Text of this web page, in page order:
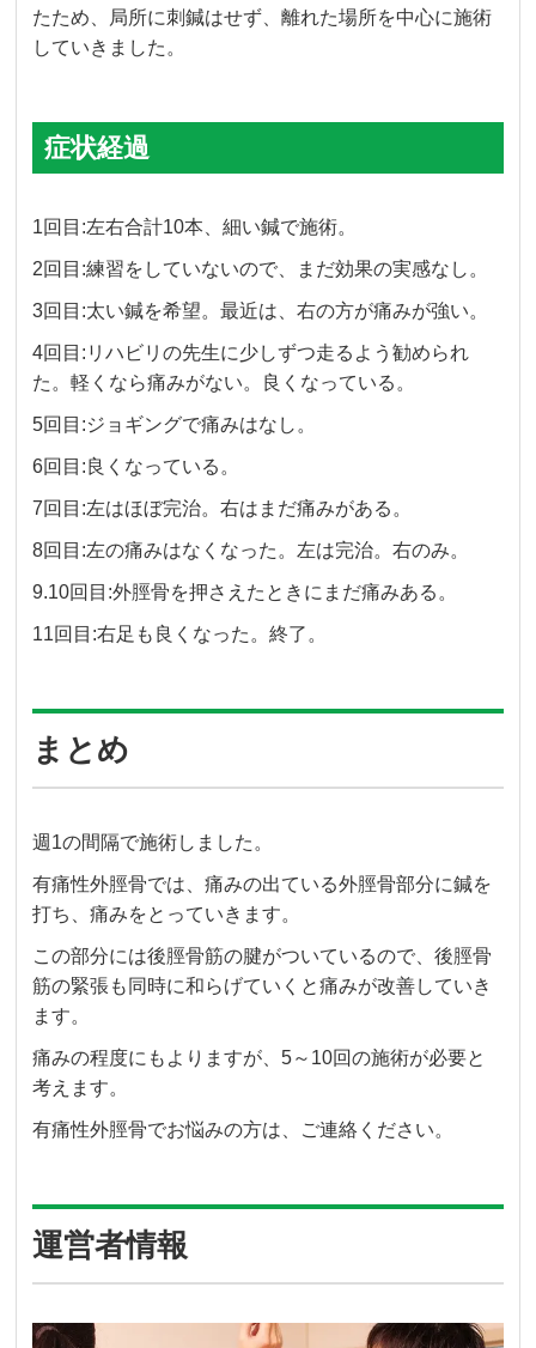
たため、局所に刺鍼はせず、離れた場所を中心に施術
していきました。
症状経過
1回目:左右合計10本、細い鍼で施術。
2回目:練習をしていないので、まだ効果の実感なし。
3回目:太い鍼を希望。最近は、右の方が痛みが強い。
4回目:リハビリの先生に少しずつ走るよう勧められ
た。軽くなら痛みがない。良くなっている。
5回目:ジョギングで痛みはなし。
6回目:良くなっている。
7回目:左はほぼ完治。右はまだ痛みがある。
8回目:左の痛みはなくなった。左は完治。右のみ。
9.10回目:外脛骨を押さえたときにまだ痛みある。
11回目:右足も良くなった。終了。
まとめ
週1の間隔で施術しました。
有痛性外脛骨では、痛みの出ている外脛骨部分に鍼を
打ち、痛みをとっていきます。
この部分には後脛骨筋の腱がついているので、後脛骨
筋の緊張も同時に和らげていくと痛みが改善していき
ます。
痛みの程度にもよりますが、5～10回の施術が必要と
考えます。
有痛性外脛骨でお悩みの方は、ご連絡ください。
運営者情報